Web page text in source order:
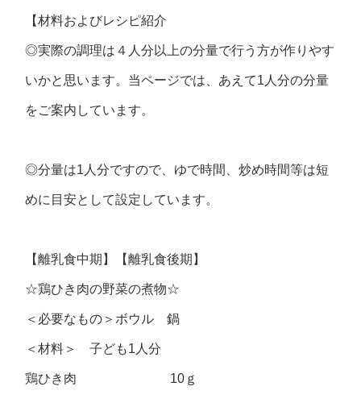
【材料およびレシピ紹介
◎実際の調理は４人分以上の分量で行う方が作りやす
いかと思います。当ページでは、あえて1人分の分量
をご案内しています。
◎分量は1人分ですので、ゆで時間、炒め時間等は短
めに目安として設定しています。
【離乳食中期】【離乳食後期】
☆鶏ひき肉の野菜の煮物☆
＜必要なもの＞ボウル 鍋
＜材料＞ 子ども1人分
鶏ひき肉 10ｇ